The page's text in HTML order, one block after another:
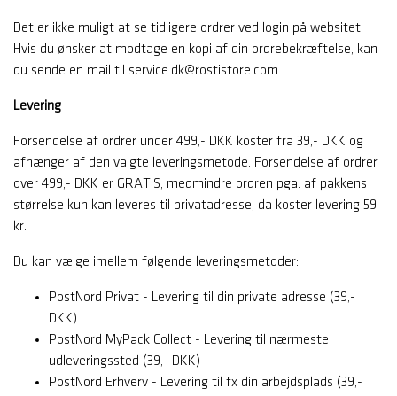
Det er ikke muligt at se tidligere ordrer ved login på websitet.
Hvis du ønsker at modtage en kopi af din ordrebekræftelse, kan
du sende en mail til service.dk@rostistore.com
Levering
Forsendelse af ordrer under 499,- DKK koster fra 39,- DKK og
afhænger af den valgte leveringsmetode. Forsendelse af ordrer
over 499,- DKK er GRATIS, medmindre ordren pga. af pakkens
størrelse kun kan leveres til privatadresse, da koster levering 59
kr.
Du kan vælge imellem følgende leveringsmetoder:
PostNord Privat - Levering til din private adresse (39,-
DKK)
PostNord MyPack Collect - Levering til nærmeste
udleveringssted (39,- DKK)
PostNord Erhverv - Levering til fx din arbejdsplads (39,-